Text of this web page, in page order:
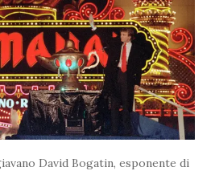
David Bogatin, esponente di